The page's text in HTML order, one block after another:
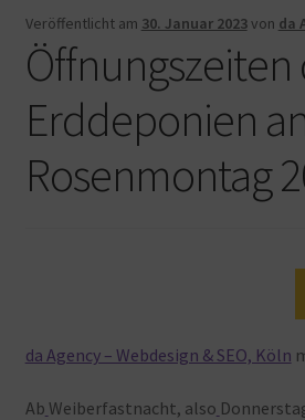
Datenschutz
Impressum
Kasse
Mein Konto
Veröffentlicht am 30. Januar 2023von da
Öffnungszeiten
Erddeponien
Rosenmontag
da Agency – Webdesign & SEO, Köln
Ab Weiberfastnacht, also